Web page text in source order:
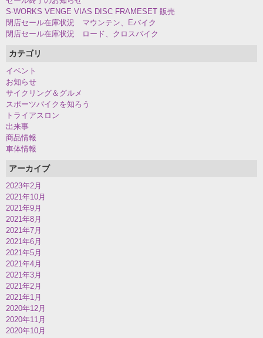
S-WORKS VENGE VIAS DISC FRAMESET 販売
閉店セール在庫状況 マウンテン、Eバイク
閉店セール在庫状況 ロード、クロスバイク
カテゴリ
イベント
お知らせ
サイクリング＆グルメ
スポーツバイクを知ろう
トライアスロン
出来事
商品情報
車体情報
アーカイブ
2023年2月
2021年10月
2021年9月
2021年8月
2021年7月
2021年6月
2021年5月
2021年4月
2021年3月
2021年2月
2021年1月
2020年12月
2020年11月
2020年10月